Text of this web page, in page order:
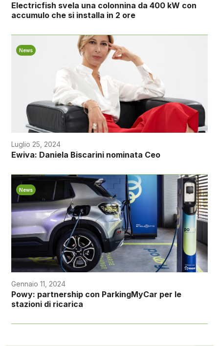
Electricfish svela una colonnina da 400 kW con
accumulo che si installa in 2 ore
News
Luglio 25, 2024
Ewiva: Daniela Biscarini nominata Ceo
News
Gennaio 11, 2024
Powy: partnership con ParkingMyCar per le
stazioni di ricarica